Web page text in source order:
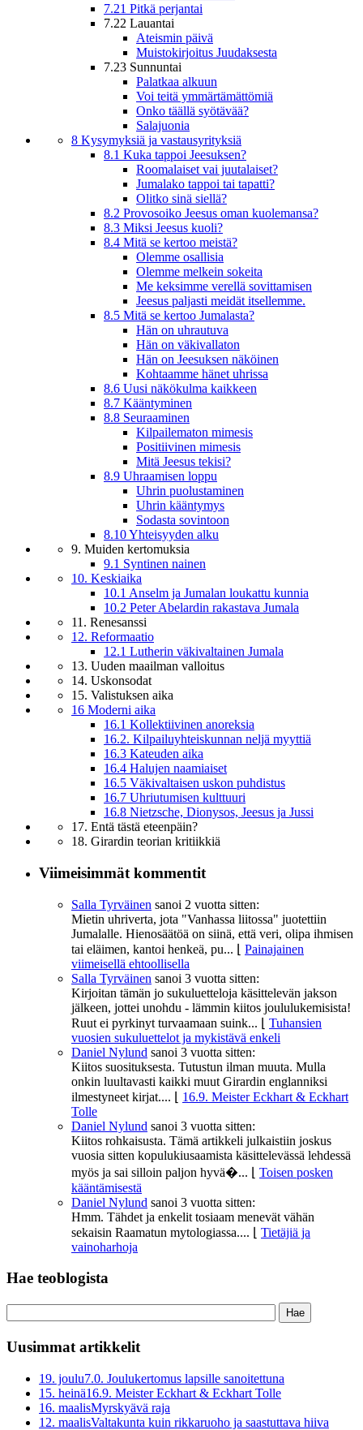
7.21 Pitkä perjantai
7.22 Lauantai
Ateismin päivä
Muistokirjoitus Juudaksesta
7.23 Sunnuntai
Palatkaa alkuun
Voi teitä ymmärtämättömiä
Onko täällä syötävää?
Salajuonia
8 Kysymyksiä ja vastausyrityksiä
8.1 Kuka tappoi Jeesuksen?
Roomalaiset vai juutalaiset?
Jumalako tappoi tai tapatti?
Olitko sinä siellä?
8.2 Provosoiko Jeesus oman kuolemansa?
8.3 Miksi Jeesus kuoli?
8.4 Mitä se kertoo meistä?
Olemme osallisia
Olemme melkein sokeita
Me keksimme verellä sovittamisen
Jeesus paljasti meidät itsellemme.
8.5 Mitä se kertoo Jumalasta?
Hän on uhrautuva
Hän on väkivallaton
Hän on Jeesuksen näköinen
Kohtaamme hänet uhrissa
8.6 Uusi näkökulma kaikkeen
8.7 Kääntyminen
8.8 Seuraaminen
Kilpailematon mimesis
Positiivinen mimesis
Mitä Jeesus tekisi?
8.9 Uhraamisen loppu
Uhrin puolustaminen
Uhrin kääntymys
Sodasta sovintoon
8.10 Yhteisyyden alku
9. Muiden kertomuksia
9.1 Syntinen nainen
10. Keskiaika
10.1 Anselm ja Jumalan loukattu kunnia
10.2 Peter Abelardin rakastava Jumala
11. Renesanssi
12. Reformaatio
12.1 Lutherin väkivaltainen Jumala
13. Uuden maailman valloitus
14. Uskonsodat
15. Valistuksen aika
16 Moderni aika
16.1 Kollektiivinen anoreksia
16.2. Kilpailuyhteiskunnan neljä myyttiä
16.3 Kateuden aika
16.4 Halujen naamiaiset
16.5 Väkivaltaisen uskon puhdistus
16.7 Uhriutumisen kulttuuri
16.8 Nietzsche, Dionysos, Jeesus ja Jussi
17. Entä tästä eteenpäin?
18. Girardin teorian kritiikkiä
Viimeisimmät kommentit
Salla Tyrväinen sanoi 2 vuotta sitten:
Mietin uhriverta, jota "Vanhassa liitossa" juotettiin
Jumalalle. Hienosäätöä on siinä, että veri, olipa ihmisen
tai eläimen, kantoi henkeä, pu...
Painajainen
viimeisellä ehtoollisella
Salla Tyrväinen sanoi 3 vuotta sitten:
Kirjoitan tämän jo sukuluetteloja käsittelevän jakson
jälkeen, jottei unohdu - lämmin kiitos joululukemisista!
Ruut ei pyrkinyt turvaamaan suink...
Tuhansien
vuosien sukuluettelot ja mykistävä enkeli
Daniel Nylund sanoi 3 vuotta sitten:
Kiitos suosituksesta. Tutustun ilman muuta. Mulla
onkin luultavasti kaikki muut Girardin englanniksi
ilmestyneet kirjat....
16.9. Meister Eckhart & Eckhart
Tolle
Daniel Nylund sanoi 3 vuotta sitten:
Kiitos rohkaisusta. Tämä artikkeli julkaistiin joskus
vuosia sitten kopulukiusaamista käsittelevässä lehdessä
myös ja sai silloin paljon hyvä�...
Toisen posken
kääntämisestä
Daniel Nylund sanoi 3 vuotta sitten:
Hmm. Tähdet ja enkelit tosiaam menevät vähän
sekaisin Raamatun mytologiassa....
Tietäjiä ja
vainoharhoja
Hae teoblogista
Uusimmat artikkelit
19. joulu7.0. Joulukertomus lapsille sanoitettuna
15. heinä16.9. Meister Eckhart & Eckhart Tolle
16. maalisMyrskyävä raja
12. maalisValtakunta kuin rikkaruoho ja saastuttava hiiva